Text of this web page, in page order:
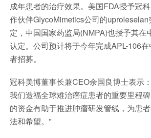
成年患者的治疗效果。美国FDA授予冠
作伙伴GlycoMimetics公司的uproleselan
定，中国国家药监局(NMPA)也授予其在
认定。公司预计将于今年完成APL-106
者招募。
冠科美博董事长兼CEO余国良博士表示
我们造福全球难治癌症患者的重要里程
的资金有助于推进肿瘤研发管线，为患
法和希望。”